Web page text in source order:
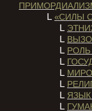
L «СИЛЫ
L
L
L
L
L
L
L
L